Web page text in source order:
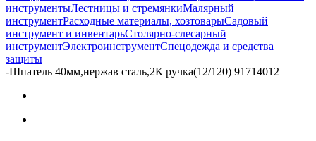
инструментыЛестницы и стремянкиМалярный
инструментРасходные материалы, хозтоварыСадовый
инструмент и инвентарьСтолярно-слесарный
инструментЭлектроинструментСпецодежда и средства
защиты
-Шпатель 40мм,нержав сталь,2К ручка(12/120) 91714012